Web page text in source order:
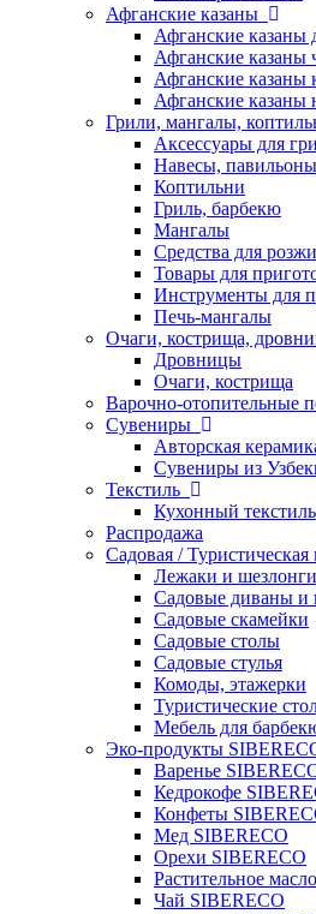
Афганские казаны
Афганские казаны
Афганские казаны
Афганские казаны
Афганские казаны
Грили, мангалы,
Аксессуары для
Навесы, павильоны
Коптильни
Гриль, барбекю
Мангалы
Средства для
Товары для
Инструменты для
Печь-мангалы
Очаги, кострища,
Дровницы
Очаги, кострища
Варочно-отопительные
Сувениры
Авторская
Сувениры из
Текстиль
Кухонный текстиль
Распродажа
Садовая / Туристическая
Лежаки и шезлонги
Садовые диваны и
Садовые скамейки
Садовые столы
Садовые стулья
Комоды, этажерки
Туристические
Мебель для
Эко-продукты
Варенье
Кедрокофе
Конфеты
Мед SIBERECO
Орехи SIBERECO
Растительное
Чай SIBERECO